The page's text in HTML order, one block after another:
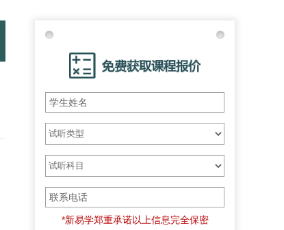
*新易学郑重承诺以上信息完全保密